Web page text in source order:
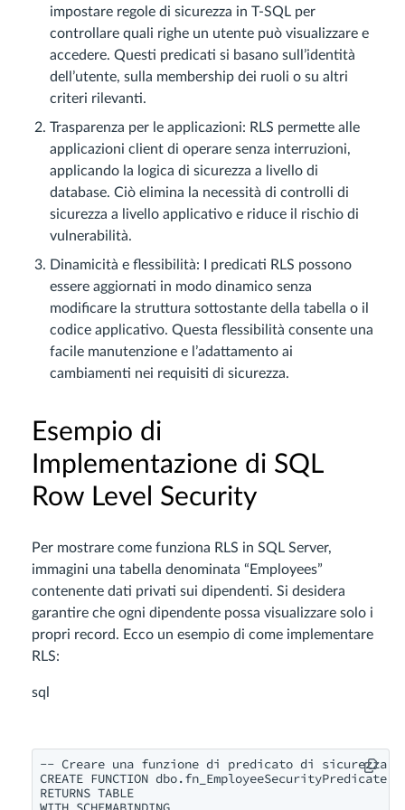
impostare regole di sicurezza in T-SQL per
controllare quali righe un utente può visualizzare e
accedere. Questi predicati si basano sull’identità
dell’utente, sulla membership dei ruoli o su altri
criteri rilevanti.
Trasparenza per le applicazioni: RLS permette alle
applicazioni client di operare senza interruzioni,
applicando la logica di sicurezza a livello di
database. Ciò elimina la necessità di controlli di
sicurezza a livello applicativo e riduce il rischio di
vulnerabilità.
Dinamicità e flessibilità: I predicati RLS possono
essere aggiornati in modo dinamico senza
modificare la struttura sottostante della tabella o il
codice applicativo. Questa flessibilità consente una
facile manutenzione e l’adattamento ai
cambiamenti nei requisiti di sicurezza.
Esempio di
Implementazione di SQL
Row Level Security
Per mostrare come funziona RLS in SQL Server,
immagini una tabella denominata “Employees”
contenente dati privati sui dipendenti. Si desidera
garantire che ogni dipendente possa visualizzare solo i
propri record. Ecco un esempio di come implementare
RLS:
sql
-- Creare una funzione di predicato di sicurezza
CREATE FUNCTION
RETURNS TABLE